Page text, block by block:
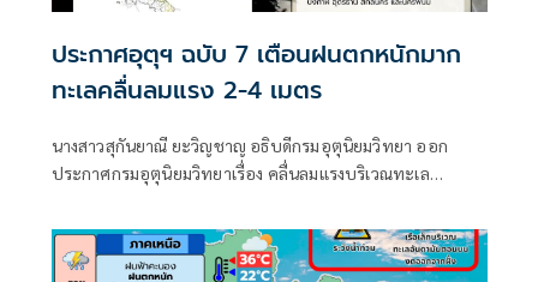
ประกาศอุตุฯ ฉบับ 7 เตือนฝนตกหนักมาก
ทะเลคลื่นลมแรง 2-4 เมตร
นางสาวสุกันยาณี ยะวิญชาญ อธิบดีกรมอุตุนิยมวิทยา ออก
ประกาศกรมอุตุนิยมวิทยาเรื่อง คลื่นลมแรงบริเวณทะเล
มากบริเวณประเทศไทย